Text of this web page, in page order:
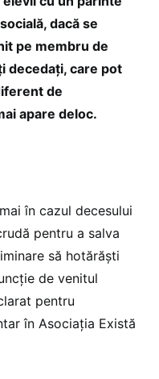
dacă se
pe membru de
decedați, care pot
de
apare deloc.
în cazul decesului
pentru a salva
să hotărăști
de venitul
pentru
în Asociația Există